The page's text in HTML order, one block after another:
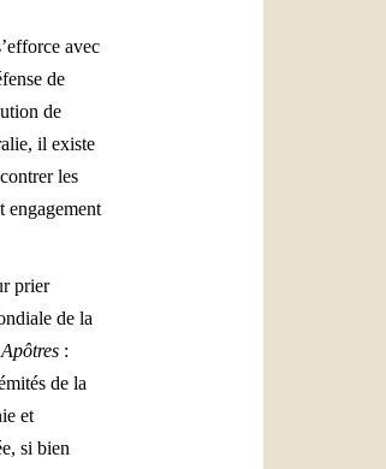
avec
de
de
il existe
les
engagement
prier
de la
:
de la
et
si bien